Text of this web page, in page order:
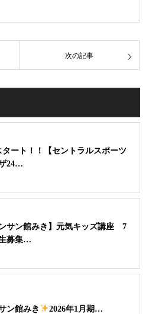
次の記事
タート！！【セントラルスポーツ
24…
ンサン館みき】元気キッズ講座 7
募集…
ン館みき 2026年1月期…